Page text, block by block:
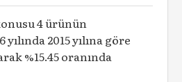
4 ürünün
2015 yılına göre
%15.45 oranında